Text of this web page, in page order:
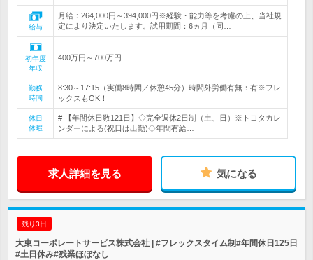
給与
月給：264,000円～394,000円※経験・能力等を考慮の上、当社規
定により決定いたします。試用期間：6ヵ月（同…
初年度
年収
400万円～700万円
勤務
時間
8:30～17:15（実働8時間／休憩45分）時間外労働有無：有※フレ
ックスもOK！
休日
休暇
# 【年間休日数121日】◇完全週休2日制（土、日）※トヨタカレ
ンダーによる(祝日は出勤)◇年間有給…
求人詳細を見る 気になる
残り3日
大東コーポレートサービス株式会社 | #フレックスタイム制#年間休日125日
#土日休み#残業ほぼなし